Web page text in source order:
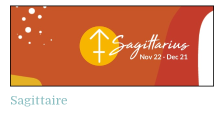
Sagittaire